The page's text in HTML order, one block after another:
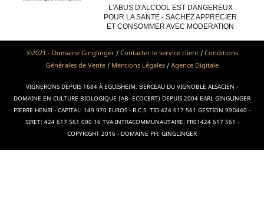
L'ABUS D'ALCOOL EST DANGEREUX
POUR LA SANTE - SACHEZ APPRECIER
ET CONSOMMER AVEC MODERATION
©2021 - Domaine Ginglinger/ Contacter le service client/ Conditions
Générales de Vente/ Mentions Légales/ Agence Digitale
VIGNERONS DEPUIS 1684 À EGUISHEIM, BERCEAU DU VIGNOBLE ALSACIEN -
DOMAINE EN CULTURE BIOLOGIQUE (AB- ECOCERT) DEPUIS 2004 EARL GINGLINGER
PIERRE HENRI - CAPITAL: 149 970 EUROS - R.C.S. TID 424 617 561 GESTION 99D440 -
SIRET: 424 617 561 000 16 TVA INTRACOMMUNAUTAIRE: FR01424 617 561 -
COPYRIGHT 2016 - DOMAINE PH. GINGLINGER